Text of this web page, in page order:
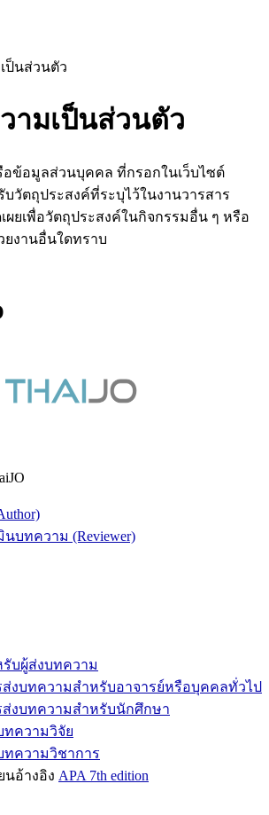
ป็นส่วนตัว
ามเป็นส่วนตัว
อข้อมูลส่วนบุคคล ที่กรอกในเว็บไซต์
วัตถุประสงค์ที่ระบุไว้ในงานวารสาร
ผยเพื่อวัตถุประสงค์ในกิจกรรมอื่น ๆ หรือ
งานอื่นใดทราบ
นบทความ (Reviewer)
บผู้ส่งบทความ
งบทความสำหรับอาจารย์หรือบุคคลทั่วไป
งบทความสำหรับนักศึกษา
ทความวิจัย
ทความวิชาการ
นอ้างอิง APA 7th edition